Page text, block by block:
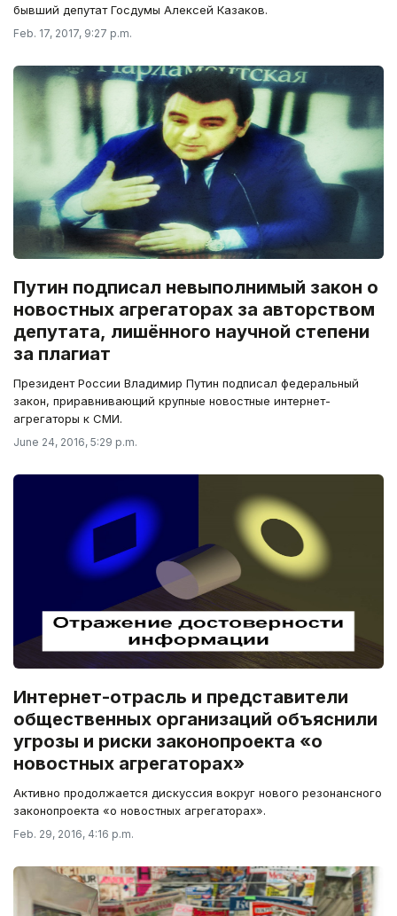
бывший депутат Госдумы Алексей Казаков.
Feb. 17, 2017, 9:27 p.m.
Путин подписал невыполнимый закон о
новостных агрегаторах за авторством
депутата, лишённого научной степени
за плагиат
Президент России Владимир Путин подписал федеральный
закон, приравнивающий крупные новостные интернет-
агрегаторы к СМИ.
June 24, 2016, 5:29 p.m.
Интернет-отрасль и представители
общественных организаций объяснили
угрозы и риски законопроекта «о
новостных агрегаторах»
Активно продолжается дискуссия вокруг нового резонансного
законопроекта «о новостных агрегаторах».
Feb. 29, 2016, 4:16 p.m.